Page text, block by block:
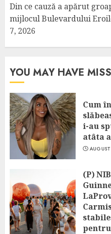
Din ce cauză a apărut
mijlocul Bulevardului
7, 2026
YOU MAY HAVE
Cum
i-au
atâta
(P)